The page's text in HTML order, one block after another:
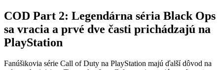
COD Part 2: Legendárna séria Black Ops
sa vracia a prvé dve časti prichádzajú na
PlayStation
Fanúšikovia série Call of Duty na PlayStation majú ďalší dôvod na